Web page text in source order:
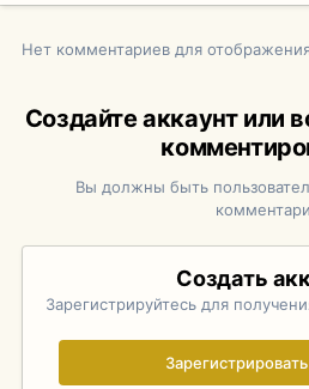
Нет комментариев для
Создайте аккаунт или
Вы должны быть
Создать
Зарегистрируйтесь для